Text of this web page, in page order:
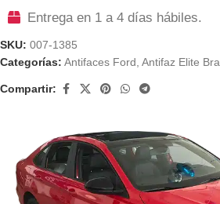
Entrega en 1 a 4 días hábiles.
SKU: 007-1385
Categorías: Antifaces Ford Antifaz Elite Bra
Compartir: